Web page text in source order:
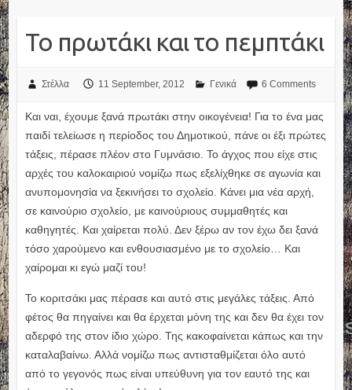
Το πρωτάκι και το πεμπτάκι
Στέλλα 11 September, 2012 Γενικά 6 Comments
Και ναι, έχουμε ξανά πρωτάκι στην οικογένεια! Για το ένα μας
παιδί τελείωσε η περίοδος του Δημοτικού, πάνε οι έξι πρώτες
τάξεις, πέρασε πλέον στο Γυμνάσιο. Το άγχος που είχε στις
αρχές του καλοκαιριού νομίζω πως εξελίχθηκε σε αγωνία και
ανυπομονησία να ξεκινήσει το σχολείο. Κάνει μια νέα αρχή,
σε καινούριο σχολείο, με καινούριους συμμαθητές και
καθηγητές. Και χαίρεται πολύ. Δεν ξέρω αν τον έχω δει ξανά
τόσο χαρούμενο και ενθουσιασμένο με το σχολείο… Και
χαίρομαι κι εγώ μαζί του!
Το κοριτσάκι μας πέρασε και αυτό στις μεγάλες τάξεις. Από
φέτος θα πηγαίνει και θα έρχεται μόνη της και δεν θα έχει τον
αδερφό της στον ίδιο χώρο. Της κακοφαίνεται κάπως και την
καταλαβαίνω. Αλλά νομίζω πως αντισταθμίζεται όλο αυτό
από το γεγονός πως είναι υπεύθυνη για τον εαυτό της και